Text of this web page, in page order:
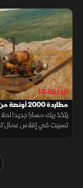
الحلقة 13
مطاردة 2000 أونصة من الذهب
يتخذ ريك مسارا جديدا
تسببت في إفلاس عمال